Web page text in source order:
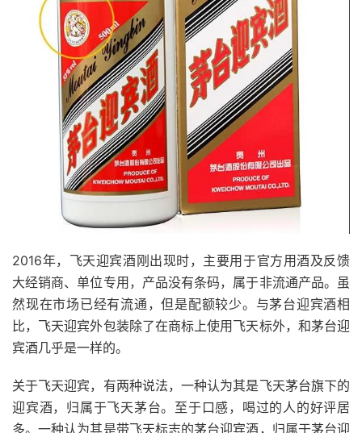
2016年，飞天迎宾酒刚出现时，主要用于官方用酒及反馈
大经销商、单位专用，产品没有条码，属于非流通产品。虽
然现在市场已经有流通，但是配额较少。与茅台迎宾酒相
比，飞天迎宾外包装除了在商标上使用飞天标外，和茅台迎
宾酒几乎是一样的。
关于飞天迎宾，有两种说法，一种认为其是飞天茅台旗下的
迎宾酒，归属于飞天茅台。至于口感，喝过的人的好评居
多。一种认为其是带飞天标志的茅台迎宾酒，归属于茅台迎